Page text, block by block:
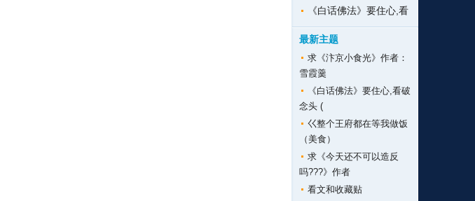
《白话佛法》要住心,看
最新主题
求《汴京小食光》作者：
雪霞羹
《白话佛法》要住心,看破
念头 (
巜整个王府都在等我做饭
（美食）
求《今天还不可以造反
吗???》作者
看文和收藏贴